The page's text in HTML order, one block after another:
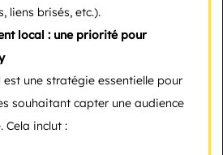
liens brisés, etc.).
local : une priorité pour
est une stratégie essentielle pour
souhaitant capter une audience
Cela inclut :